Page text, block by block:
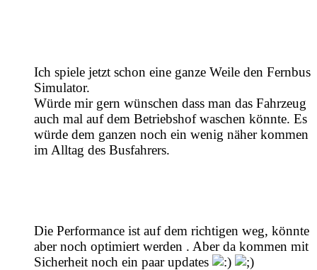
Ich spiele jetzt schon eine ganze Weile den Fernbus
Simulator.
Würde mir gern wünschen dass man das Fahrzeug
auch mal auf dem Betriebshof waschen könnte. Es
würde dem ganzen noch ein wenig näher kommen
im Alltag des Busfahrers.
Die Performance ist auf dem richtigen weg, könnte
aber noch optimiert werden . Aber da kommen mit
Sicherheit noch ein paar updates